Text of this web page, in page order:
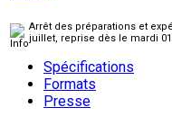
Arrêt des préparations et
juillet, reprise dès le mardi
Spécifications
Formats
Presse